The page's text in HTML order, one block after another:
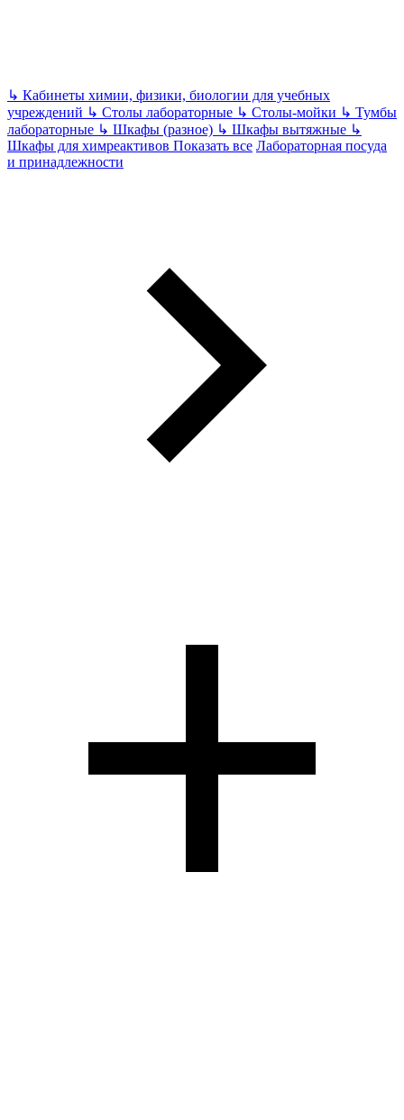
↳ Кабинеты химии, физики, биологии для учебных
учреждений ↳ Столы лабораторные ↳ Столы-мойки ↳ Тумбы
лабораторные ↳ Шкафы (разное) ↳ Шкафы вытяжные ↳
Шкафы для химреактивов Показать все Лабораторная посуда
и принадлежности